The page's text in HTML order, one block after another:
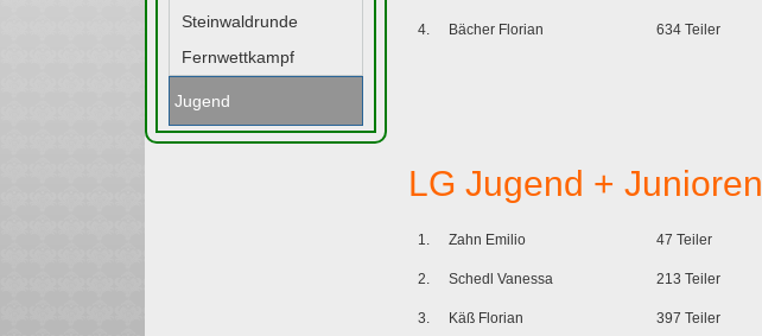
Steinwaldrunde
Fernwettkampf
Jugend
4. Bächer Florian 634 Teiler
LG Jugend + Junioren
1. Zahn Emilio 47 Teiler
2. Schedl Vanessa 213 Teiler
3. Käß Florian 397 Teiler